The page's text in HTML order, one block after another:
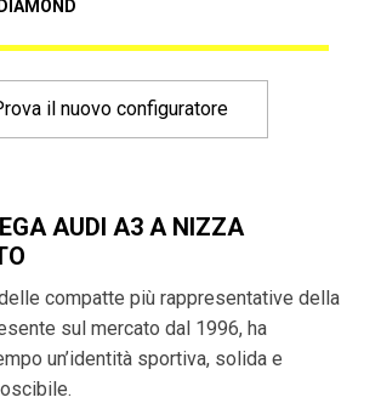
il nuovo configuratore
AUDI A3 A NIZZA
delle compatte più rappresentative della
sul mercato dal 1996, ha
un’identità sportiva, solida e